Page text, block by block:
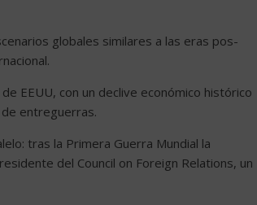
globales similares a las eras pos-
EEUU, con un declive económico histórico
entreguerras.
tras la Primera Guerra Mundial la
del Council on Foreign Relations, un